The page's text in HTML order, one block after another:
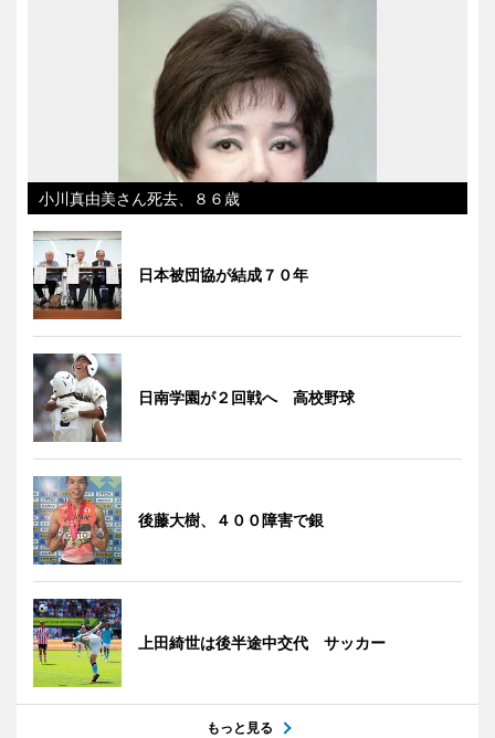
小川真由美さん死去、８６歳
日本被団協が結成７０年
日南学園が２回戦へ 高校野球
後藤大樹、４００障害で銀
上田綺世は後半途中交代 サッカー
もっと見る